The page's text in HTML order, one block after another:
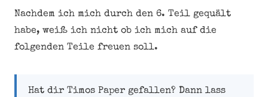
Nachdem ich mich durch den 6. Teil gequält
habe, weiß ich nicht ob ich mich auf die
folgenden Teile freuen soll.
Hat dir Timos Paper gefallen? Dann lass